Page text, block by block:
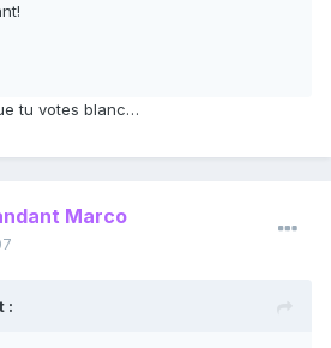
tu votes blanc…
Marco
: